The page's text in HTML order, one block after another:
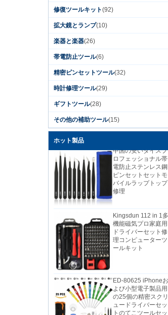
修復ツールキット(92)
拡大鏡とランプ(10)
楽器と楽器(26)
帯電防止ツール(6)
精密ピンセットツール(32)
時計修理ツール(29)
ギフトツール(28)
その他の補助ツール(15)
ホット製品
Kingsdun 12ピース
磁気スクリュードラ
トルクスプラスドラ
ップコンピュータ携
Kingsdun 2019 DIY
電防止ステンレス鋼
ピンセットセットモ
バイルラップトップ
修理
機能磁気プロ家庭用
ドライバーセット修
理コンピューターツ
ールキット
よび小型電子製品用
の25個の精密スクリ
ュードライバーセッ
トのてこツールセッ
ト修理キット